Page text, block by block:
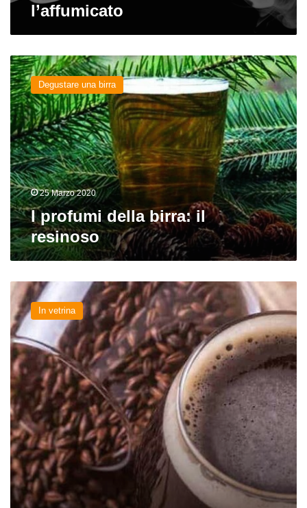
l’affumicato
I
profumi
della
birra:
il
resinoso
Degustare una birra
25 Marzo 2020
I profumi della birra: il
resinoso
profumi
della
birra:
il
torrefatto
In vetrina